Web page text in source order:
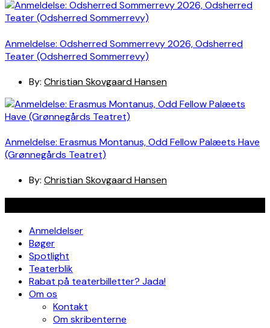
Anmeldelse: Odsherred Sommerrevy 2026, Odsherred
Teater (Odsherred Sommerrevy)
By: Christian Skovgaard Hansen
Anmeldelse: Erasmus Montanus, Odd Fellow Palæets Have
(Grønnegårds Teatret)
By: Christian Skovgaard Hansen
Anmeldelser
Bøger
Spotlight
Teaterblik
Rabat på teaterbilletter? Jada!
Om os
Kontakt
Om skribenterne